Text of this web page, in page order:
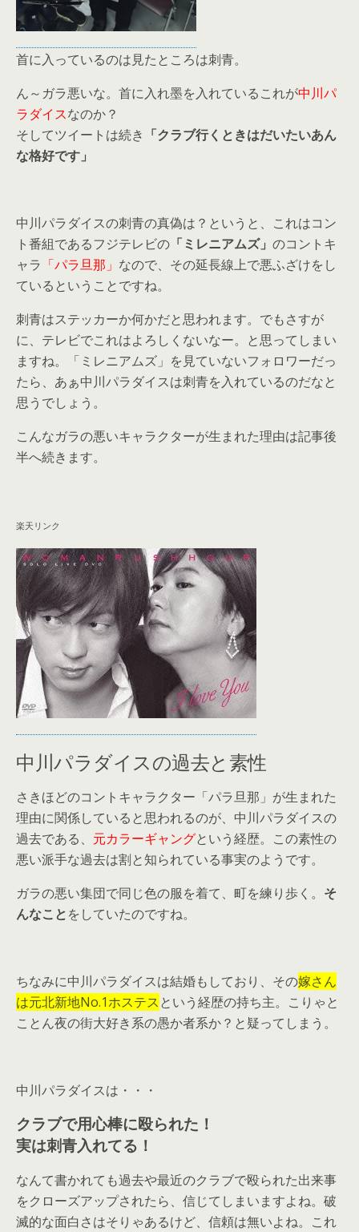
首に入っているのは見たところは刺青。
ん～ガラ悪いな。首に入れ墨を入れているこれが中川パ
ラダイスなのか？
そしてツイートは続き 「クラブ行くときはだいたいあん
な格好です」
中川パラダイスの刺青の真偽は？というと、これはコン
ト番組であるフジテレビの 「ミレニアムズ」 のコントキ
ャラ 「パラ旦那」 なので、その延長線上で悪ふざけをし
ているということですね。
刺青はステッカーか何かだと思われます。でもさすが
に、テレビでこれはよろしくないなー。と思ってしまい
ますね。「ミレニアムズ」を見ていないフォロワーだっ
たら、あぁ中川パラダイスは刺青を入れているのだなと
思うでしょう。
こんなガラの悪いキャラクターが生まれた理由は記事後
半へ続きます。
楽天リンク
中川パラダイスの過去と素性
さきほどのコントキャラクター「パラ旦那」が生まれた
理由に関係していると思われるのが、中川パラダイスの
過去である、 元カラーギャングという経歴。この素性の
悪い派手な過去は割と知られている事実のようです。
ガラの悪い集団で同じ色の服を着て、町を練り歩く。 そ
んなことをしていたのですね。
ちなみに中川パラダイスは結婚もしており、その嫁さん
は元北新地No.1ホステスという経歴の持ち主。こりゃと
ことん夜の街大好き系の愚か者系か？と疑ってしまう。
中川パラダイスは・・・
クラブで用心棒に殴られた！
実は刺青入れてる！
なんて書かれても過去や最近のクラブで殴られた出来事
をクローズアップされたら、信じてしまいますよね。破
滅的な面白さはそりゃあるけど、信頼は無いよね。これ